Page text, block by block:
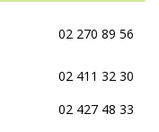
02 270 89 56
02 411 32 30
02 427 48 33